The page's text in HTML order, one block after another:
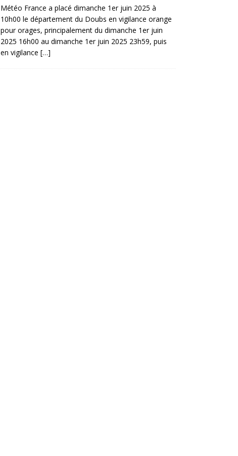
Météo France a placé dimanche 1er juin 2025 à
10h00 le département du Doubs en vigilance orange
pour orages, principalement du dimanche 1er juin
2025 16h00 au dimanche 1er juin 2025 23h59, puis
en vigilance […]